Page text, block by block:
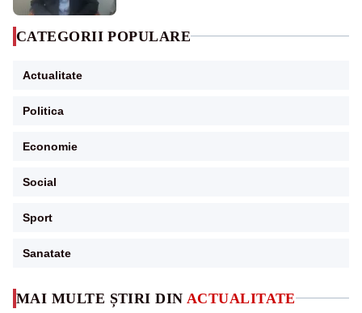
MAI MULTE ȘTIRI DIN ACTUALITATE
CATEGORII POPULARE
Actualitate
Politica
Economie
Social
Sport
Sanatate